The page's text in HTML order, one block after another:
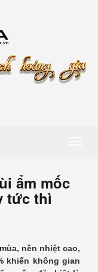
ẩm mốc
tức thì
nền nhiệt cao,
khiến không gian